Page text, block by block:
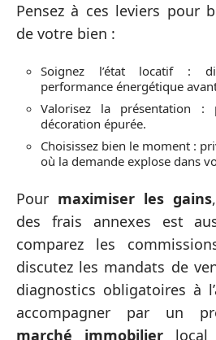
Pensez à ces leviers pour
de votre bien :
Soignez l’état locatif :
performance énergétique
Valorisez la présentation :
décoration épurée.
Choisissez bien le moment :
où la demande explose dans
Pour maximiser les gains
des frais annexes est
comparez les
discutez les mandats de
diagnostics obligatoires à
accompagner par un
marché immobilier